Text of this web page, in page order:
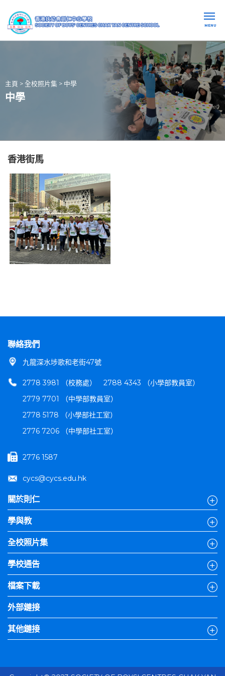
MENU
主頁 > 全校照片集 > 中學
中學
香港街馬
聯絡我們
九龍深水埗歌和老街47號
2778 3981 （校務處）
2788 4343 （小學部教員室）
2779 7701 （中學部教員室）
2778 5178 （小學部社工室）
2776 7206 （中學部社工室）
2776 1587
cycs@cycs.edu.hk
關於則仁
學與教
全校照片集
學校通告
檔案下載
外部鏈接
其他鏈接